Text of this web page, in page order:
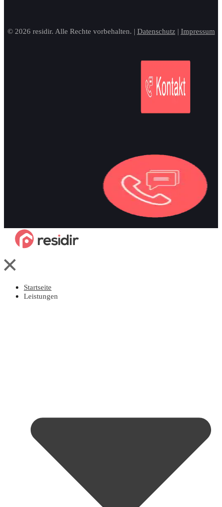
© 2026 residir. Alle Rechte vorbehalten. | Datenschutz| Impressum
Startseite
Leistungen